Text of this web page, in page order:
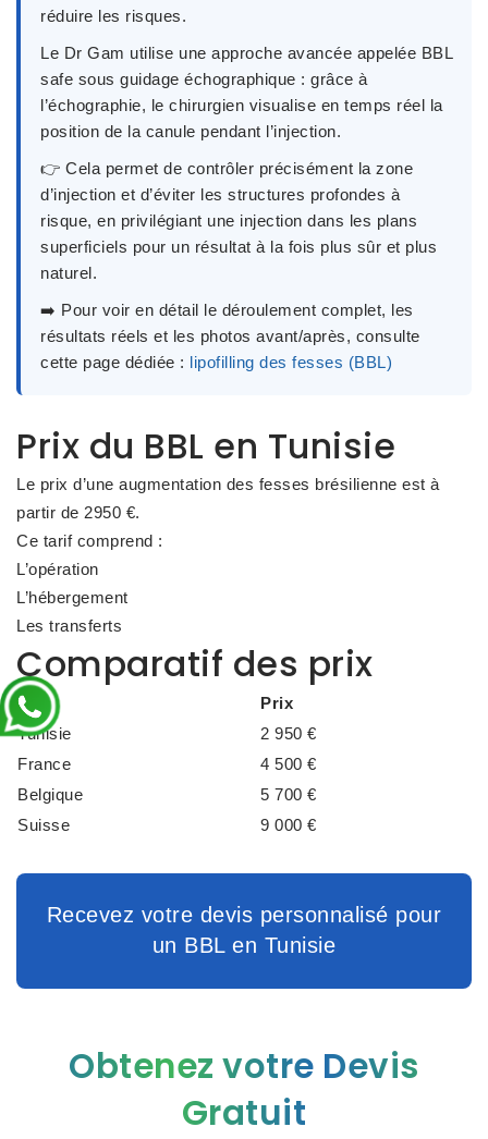
réduire les risques.
Le Dr Gam utilise une approche avancée appelée BBL
safe sous guidage échographique : grâce à
l’échographie, le chirurgien visualise en temps réel la
position de la canule pendant l’injection.
👉 Cela permet de contrôler précisément la zone
d’injection et d’éviter les structures profondes à
risque, en privilégiant une injection dans les plans
superficiels pour un résultat à la fois plus sûr et plus
naturel.
➡️ Pour voir en détail le déroulement complet, les
résultats réels et les photos avant/après, consulte
cette page dédiée : lipofilling des fesses (BBL)
Prix du BBL en Tunisie
Le prix d’une augmentation des fesses brésilienne est à
partir de 2950 €.
Ce tarif comprend :
L’opération
L’hébergement
Les transferts
Comparatif des prix
Pays
Prix
Tunisie
2 950 €
France
4 500 €
Belgique
5 700 €
Suisse
9 000 €
Recevez votre devis personnalisé pour
un BBL en Tunisie
Obtenez votre Devis
Gratuit